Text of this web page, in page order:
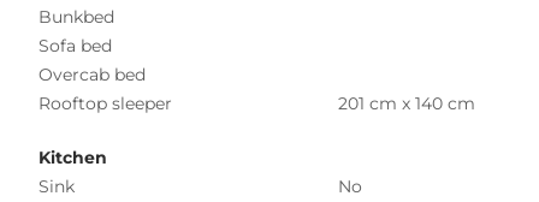
Bunkbed
Sofa bed
Overcab bed
Rooftop sleeper
201 cm x 140 cm
Kitchen
Sink
No